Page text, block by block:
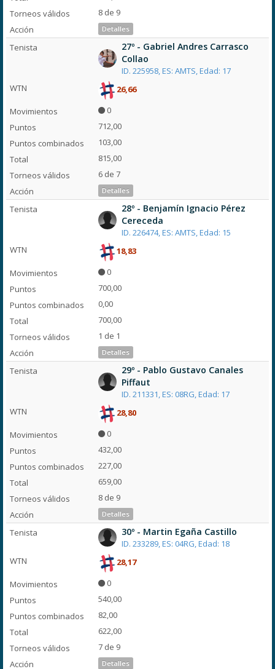
8 de 9
Detalles
27º - Gabriel Andres Carrasco
Collao
ID. 225958, ES: AMTS, Edad: 17
26,66
0
712,00
103,00
815,00
6 de 7
Detalles
28º - Benjamín Ignacio Pérez
Cereceda
ID. 226474, ES: AMTS, Edad: 15
18,83
0
700,00
0,00
700,00
1 de 1
Detalles
29º - Pablo Gustavo Canales
Piffaut
ID. 211331, ES: 08RG, Edad: 17
28,80
0
432,00
227,00
659,00
8 de 9
Detalles
30º - Martin Egaña Castillo
ID. 233289, ES: 04RG, Edad: 18
28,17
0
540,00
82,00
622,00
7 de 9
Detalles